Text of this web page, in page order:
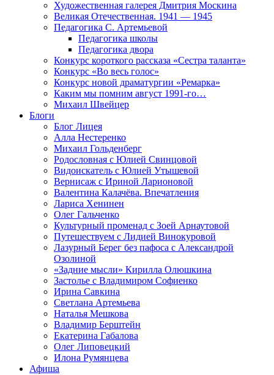
Художественная галерея Дмитрия Москина
Великая Отечественная. 1941 — 1945
Педагогика С. Артемьевой
Педагогика школы
Педагогика двора
Конкурс короткого рассказа «Сестра таланта»
Конкурс «Во весь голос»
Конкурс новой драматургии «Ремарка»
Каким мы помним август 1991-го…
Михаил Швейцер
Блоги
Блог Лицея
Алла Нестеренко
Михаил Гольденберг
Родословная с Юлией Свинцовой
Видоискатель с Юлией Утышевой
Вернисаж с Ириной Ларионовой
Валентина Калачёва. Впечатления
Лариса Хенинен
Олег Гальченко
Культурный променад с Зоей Арнаутовой
Путешествуем с Лидией Винокуровой
Лазурный Берег без пафоса с Александрой
Озолиной
«Задние мысли» Кирилла Олюшкина
Застолье с Владимиром Софиенко
Ирина Савкина
Светлана Артемьева
Наталья Мешкова
Владимир Берштейн
Екатерина Габалова
Олег Липовецкий
Илона Румянцева
Афиша